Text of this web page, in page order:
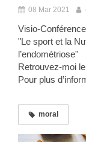
08 Mar 2021
Visio-
"Le sport et la
l’endométriose"
Retrouvez-moi
Pour plus
moral